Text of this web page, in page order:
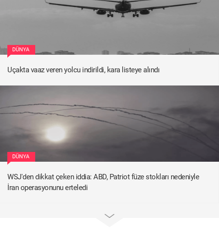
DÜNYA
Uçakta vaaz veren yolcu indirildi, kara listeye alındı
DÜNYA
WSJ'den dikkat çeken iddia: ABD, Patriot füze stokları nedeniyle
İran operasyonunu erteledi